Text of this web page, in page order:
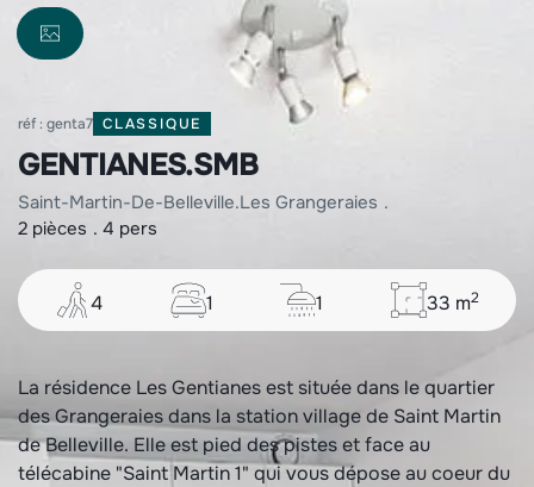
réf : genta7 CLASSIQUE
GENTIANES.SMB
saint-martin-de-belleville
les grangeraies
2 pièces
4 pers
4 1 1 33 m2
La résidence Les Gentianes est située dans le quartier
des Grangeraies dans la station village de Saint Martin
de Belleville. Elle est pied des pistes et face au
télécabine "Saint Martin 1" qui vous dépose au coeur du